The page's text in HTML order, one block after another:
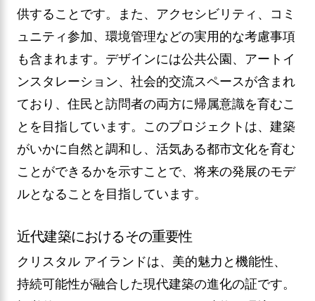
供することです。また、アクセシビリティ、コミ
ュニティ参加、環境管理などの実用的な考慮事項
も含まれます。デザインには公共公園、アートイ
ンスタレーション、社会的交流スペースが含まれ
ており、住民と訪問者の両方に帰属意識を育むこ
とを目指しています。このプロジェクトは、建築
がいかに自然と調和し、活気ある都市文化を育む
ことができるかを示すことで、将来の発展のモデ
ルとなることを目指しています。
近代建築におけるその重要性
クリスタル アイランドは、美的魅力と機能性、
持続可能性が融合した現代建築の進化の証です。